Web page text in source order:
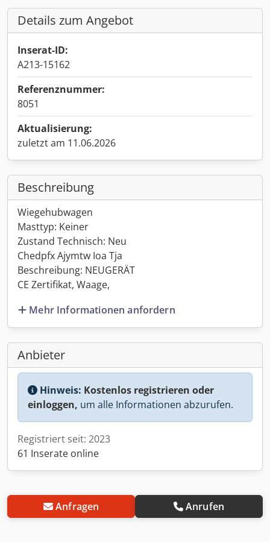
Details zum Angebot
Inserat-ID:
A213-15162
Referenznummer:
8051
Aktualisierung:
zuletzt am 11.06.2026
Beschreibung
Wiegehubwagen
Masttyp: Keiner
Zustand Technisch: Neu
Chedpfx Ajymtw Ioa Tja
Beschreibung: NEUGERÄT
CE Zertifikat, Waage,
Mehr Informationen anfordern
Anbieter
Hinweis: Kostenlos registrieren oder
einloggen, um alle Informationen abzurufen.
Registriert seit: 2023
61 Inserate online
Anfragen Anrufen